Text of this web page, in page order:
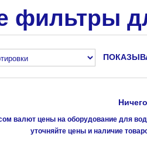
фильтры
валют цены на оборудование для
уточняйте цены и наличие